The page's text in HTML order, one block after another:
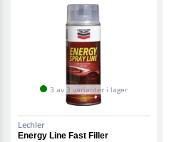
3 av 3 varianter i lager
Lechler
Energy Line Fast Filler